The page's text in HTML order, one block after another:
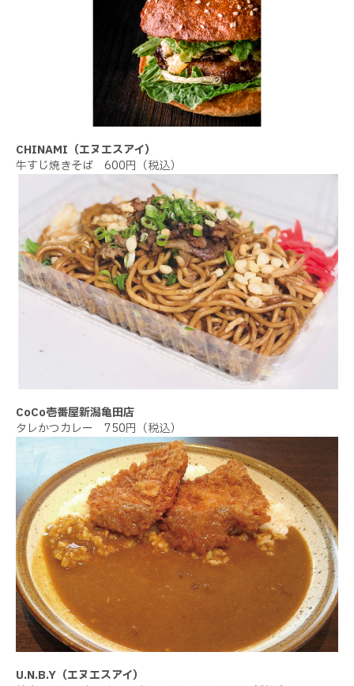
CHINAMI（エヌエスアイ）
牛すじ焼きそば 600円（税込）
CoCo壱番屋新潟亀田店
タレかつカレー 750円（税込）
U.N.B.Y（エヌエスアイ）